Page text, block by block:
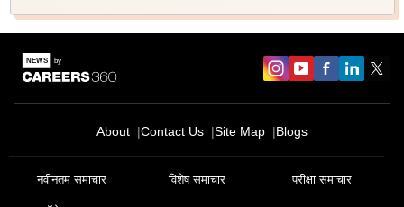
About Contact Us Site Map Blogs
नवीनतम समाचार विशेष समाचार परीक्षा समाचार